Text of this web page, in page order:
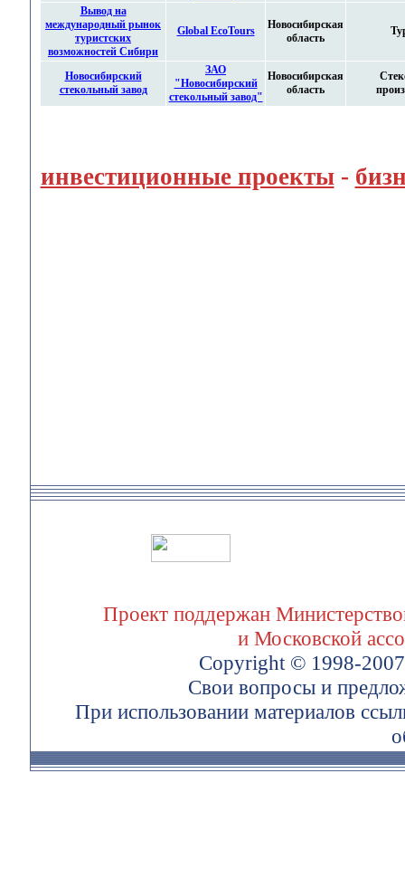
Вывод на
международный рынок
туристских
возможностей Сибири
Global EcoTours
Новосибирская
область
Новосибирский
стекольный завод
ЗАО
"Новосибирский
стекольный завод"
Новосибирская
область
инвестиционные проекты-
Проект поддержан
и Московской
Copyright © 1998-
Свои вопросы и
При использовании материалов